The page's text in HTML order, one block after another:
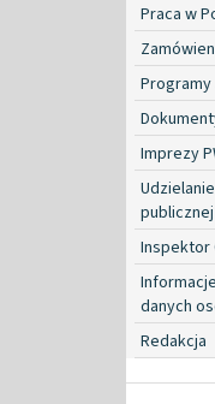
Praca w
Imprezy
publicznej
Inspektor
danych
Redakcja